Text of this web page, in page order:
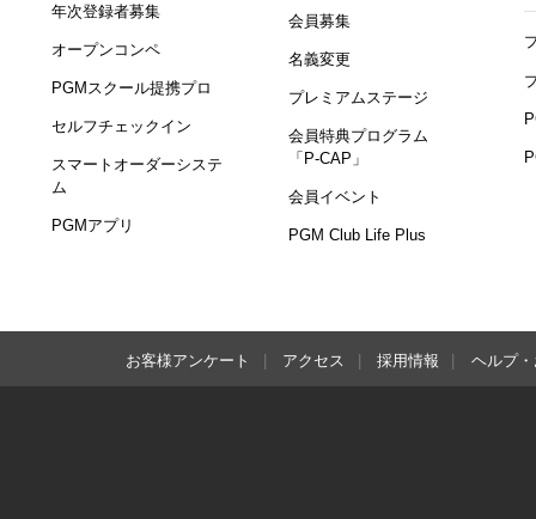
年次登録者募集
オープンコンペ
PGMスクール提携プロ
セルフチェックイン
スマートオーダーシステ
ム
PGMアプリ
会員募集
名義変更
プレミアムステージ
会員特典プログラム
「P-CAP」
会員イベント
PGM Club Life Plus
お客様アンケート アクセス 採用情報 ヘルプ